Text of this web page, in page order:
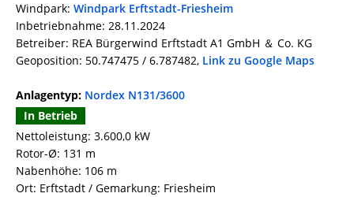
Windpark: Windpark Erftstadt-Friesheim
Inbetriebnahme: 28.11.2024
Betreiber: REA Bürgerwind Erftstadt A1 GmbH ＆ Co. KG
Geoposition: 50.747475 / 6.787482, Link zu Google Maps
Anlagentyp: Nordex N131/3600
In Betrieb
Nettoleistung: 3.600,0 kW
Rotor-Ø: 131 m
Nabenhöhe: 106 m
Ort: Erftstadt / Gemarkung: Friesheim